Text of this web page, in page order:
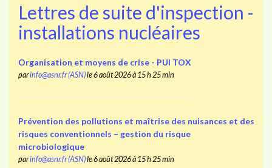
Lettres de suite d'inspection -
installations nucléaires
Organisation et moyens de crise - PUI TOX
parinfo@asnr.fr (ASN)le 6 août 2026 à 15 h 25 min
Prévention des pollutions et maîtrise des nuisances et des
risques conventionnels – gestion du risque
microbiologique
parinfo@asnr.fr (ASN)le 6 août 2026 à 15 h 25 min